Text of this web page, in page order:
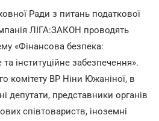
Ради з питань податкової
ЛІГА:ЗАКОН проводять
«Фінансова безпека:
інституційне забезпечення».
комітету ВР Ніни Южаніної, в
депутати, представники органів
співтовариств, іноземні